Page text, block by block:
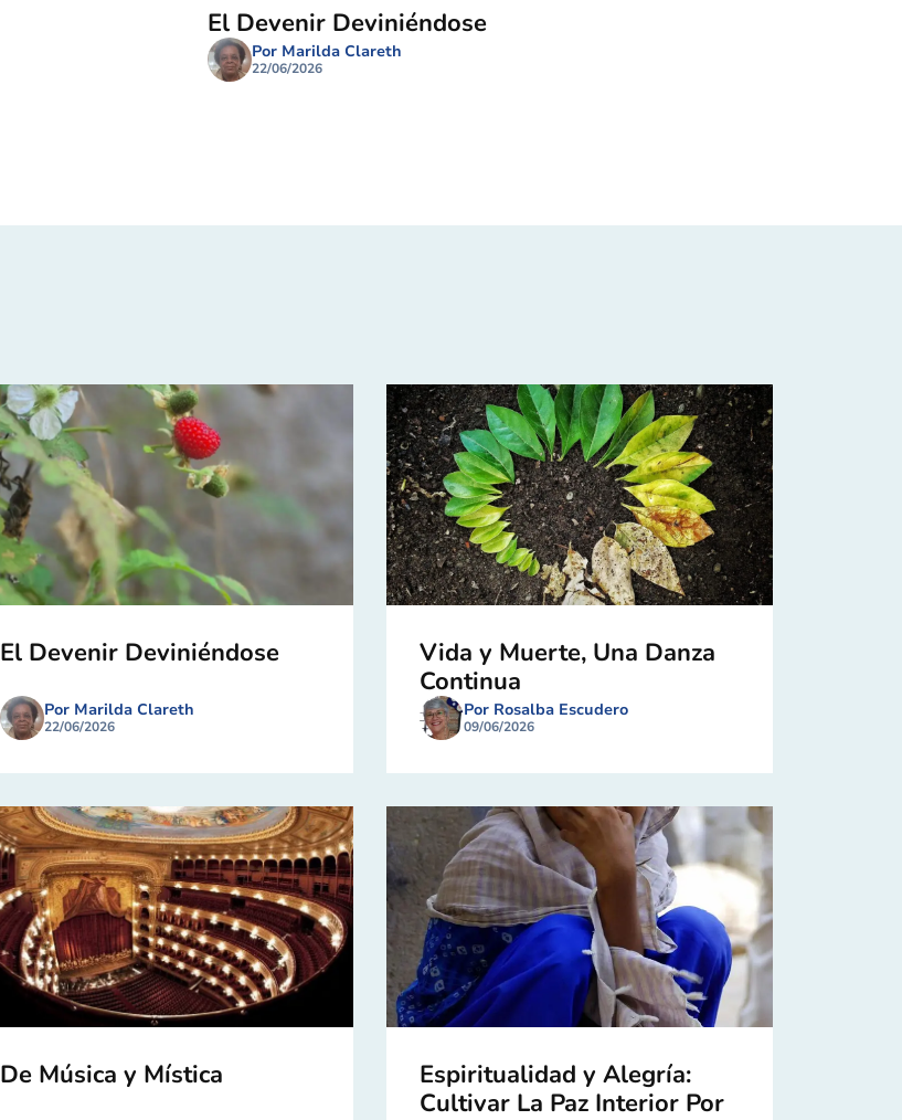
El Devenir Deviniéndose
Por Marilda Clareth
22/06/2026
El Devenir Deviniéndose
Por Marilda Clareth
22/06/2026
Vida y Muerte, Una Danza
Continua
Por Rosalba Escudero
09/06/2026
De Música y Mística
Espiritualidad y Alegría:
Cultivar La Paz Interior Por